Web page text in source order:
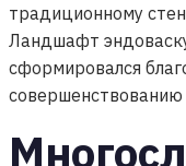
традиционному
Ландшафт
сформировался
совершенствованию